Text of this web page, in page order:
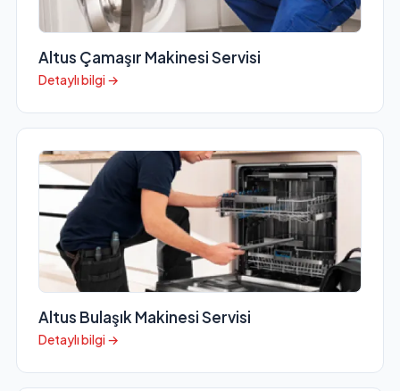
Altus Çamaşır Makinesi Servisi
Detaylı bilgi →
Altus Bulaşık Makinesi Servisi
Detaylı bilgi →